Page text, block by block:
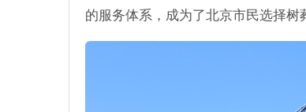
的服务体系，成为了北京市民选择树